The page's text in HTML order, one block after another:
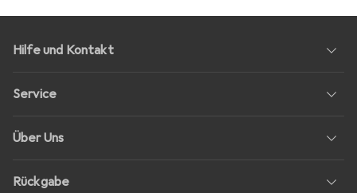
Hilfe und Kontakt
Service
Über Uns
Rückgabe